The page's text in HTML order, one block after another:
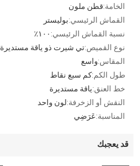
الخامة:قطن ملون
القماش الرئيسي:بوليستر
نسبة القماش الرئيسي:١٠٠٪
نوع القميص:تي شيرت ذو ياقة مستديرة
المقاس:واسع
طول الكم:كم سبع نقاط
خط العنق:ياقة مستديرة
النقش أو الزخرفة:لون واحد
المناسبة:عَرَضِي
قد يعجبك